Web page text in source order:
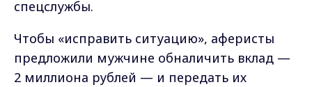
спецслужбы.
Чтобы «исправить ситуацию», аферисты
предложили мужчине обналичить вклад —
2 миллиона рублей — и передать их